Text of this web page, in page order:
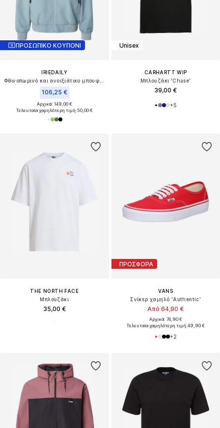
ΠΡΟΣΩΠΙΚΟ ΚΟΥΠΟΝΙ
IRIEDAILY
106,25 €
Αρχικά: 149,00 €
Τελευταία χαμηλότερη τιμή:50,00 €
Unisex
CARHARTT WIP
Μπλουζάκι 'Chase'
39,00 €
+5
THE NORTH FACE
Μπλουζάκι
35,00 €
ΠΡΟΣΦΟΡΑ
VANS
Σνίκερ χαμηλό 'Authentic'
Από 64,90 €
Αρχικά: 74,90 €
Τελευταία χαμηλότερη τιμή:49,90 €
+2